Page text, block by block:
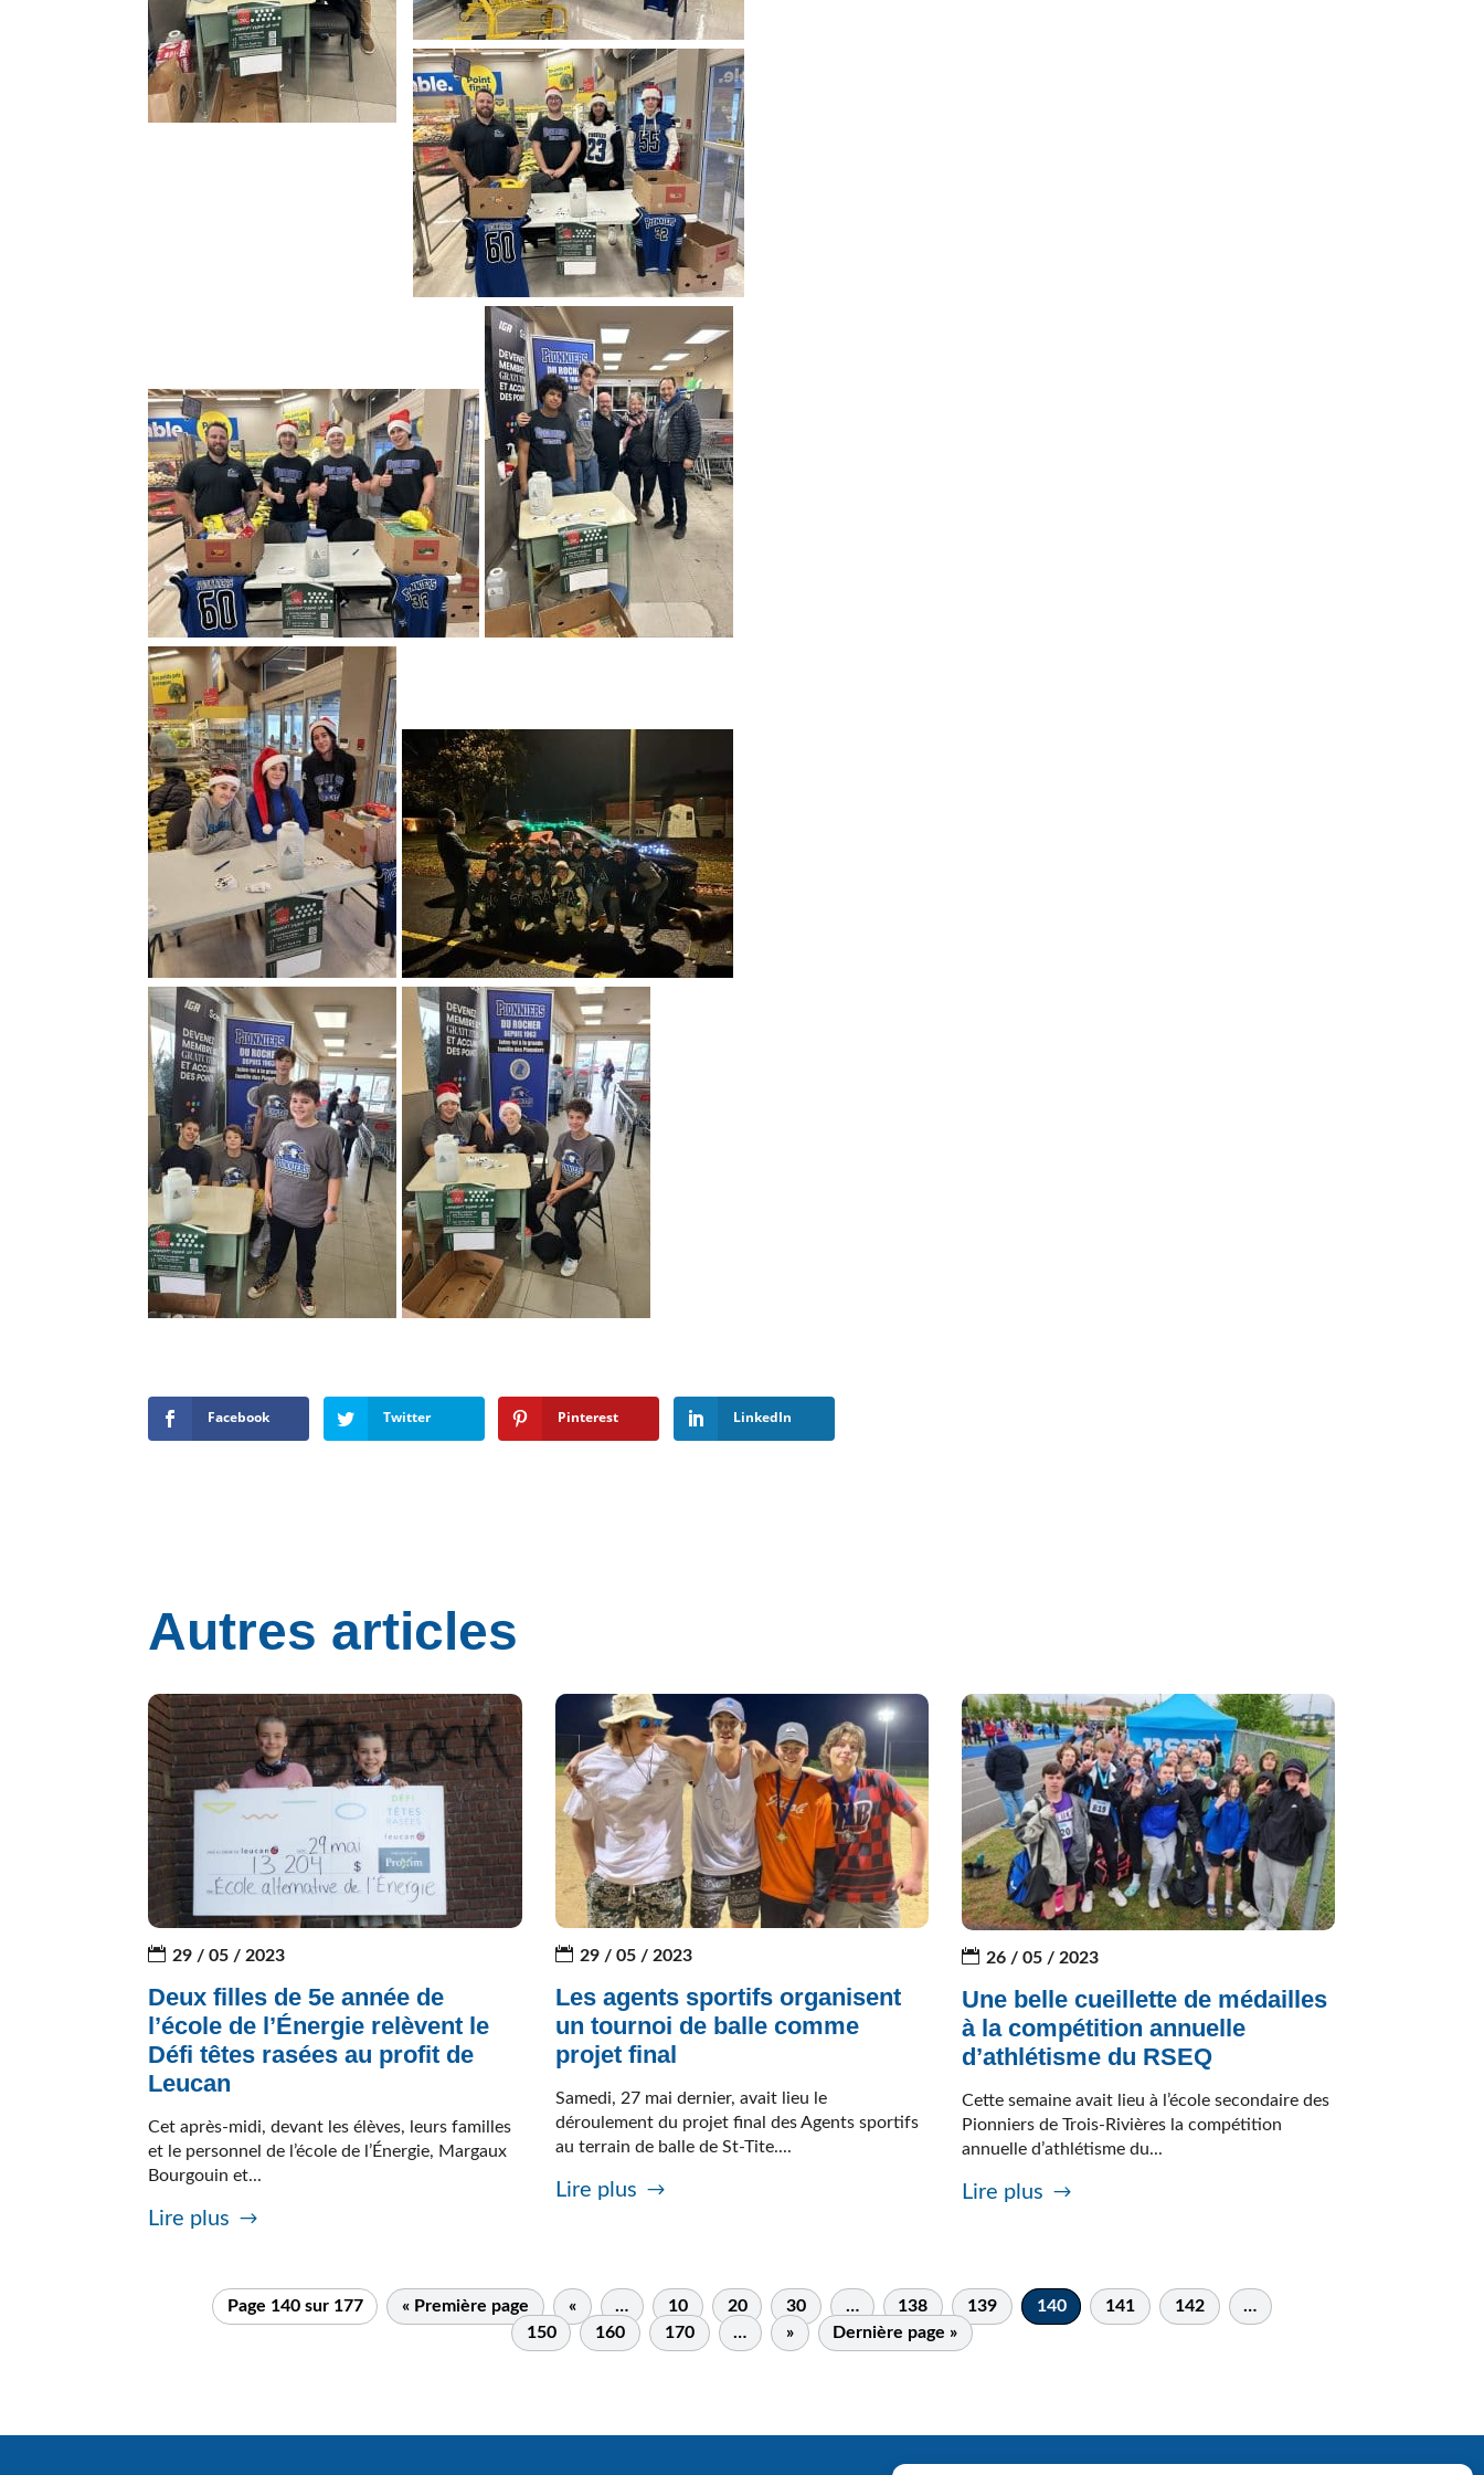
Facebook Twitter Pinterest LinkedIn
Autres articles
29 / 05 / 2023
Deux filles de 5e année de
l’école de l’Énergie relèvent le
Défi têtes rasées au profit de
Leucan
Cet après-midi, devant les élèves, leurs familles
et le personnel de l’école de l’Énergie, Margaux
Bourgouin et...
Lire plus
29 / 05 / 2023
Les agents sportifs organisent
un tournoi de balle comme
projet final
Samedi, 27 mai dernier, avait lieu le
déroulement du projet final des Agents sportifs
au terrain de balle de St-Tite....
Lire plus
26 / 05 / 2023
Une belle cueillette de médailles
à la compétition annuelle
d’athlétisme du RSEQ
Cette semaine avait lieu à l’école secondaire des
Pionniers de Trois-Rivières la compétition
annuelle d’athlétisme du...
Lire plus
Page 140 sur 177 « Première page « … 10 20 30 … 138 139 140 141 142
…
150
160 170 … » Dernière page »